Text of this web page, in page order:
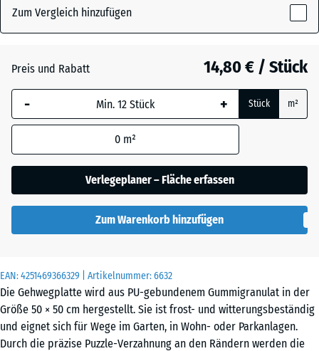
EAN:4251469366329 | Artikelnummer:6632
Die Gehwegplatte wird aus PU-gebundenem Gummigranulat in der
Größe 50 × 50 cm hergestellt. Sie ist frost- und witterungsbeständig
und eignet sich für Wege im Garten, in Wohn- oder Parkanlagen.
Durch die präzise Puzzle-Verzahnung an den Rändern werden die
+ 0,50 €
540
Die gewählte, blau
umrandete
Abmessung wird
Produktdaten nicht
anders angegeben)
für die
Bedarfsberechnung
x
50
x 4
cm
|
Zum Vergleich hinzufügen
Preis und Rabatt 14,80 € / Stück
- + Stück m²
0 m²
Verlegeplaner – Fläche erfassen
Zum Warenkorb hinzufügen